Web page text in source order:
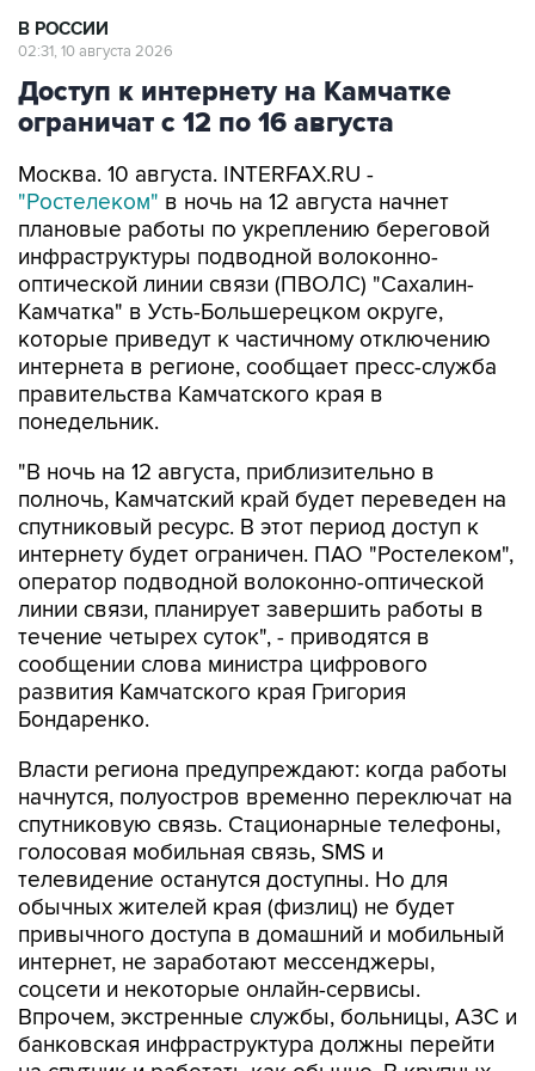
Доступ к интернету на Камчатке
ограничат с 12 по 16 августа
Москва. 10 августа. INTERFAX.RU -
плановые работы по укреплению береговой
инфраструктуры подводной волоконно-
оптической линии связи (ПВОЛС) "Сахалин-
Камчатка" в Усть-Большерецком округе,
которые приведут к частичному отключению
интернета в регионе, сообщает пресс-служба
правительства Камчатского края в
понедельник.
"В ночь на 12 августа, приблизительно в
спутниковый ресурс. В этот период доступ к
интернету будет ограничен. ПАО "Ростелеком",
оператор подводной волоконно-оптической
линии связи, планирует завершить работы в
течение четырех суток", - приводятся в
сообщении слова министра цифрового
развития Камчатского края Григория
Бондаренко.
Власти региона предупреждают: когда работы
спутниковую связь. Стационарные телефоны,
голосовая мобильная связь, SMS и
телевидение останутся доступны. Но для
обычных жителей края (физлиц) не будет
привычного доступа в домашний и мобильный
интернет, не заработают мессенджеры,
соцсети и некоторые онлайн-сервисы.
Впрочем, экстренные службы, больницы, АЗС и
банковская инфраструктура должны перейти
на спутник и работать как обычно. В крупных
магазинах можно будет платить картами,